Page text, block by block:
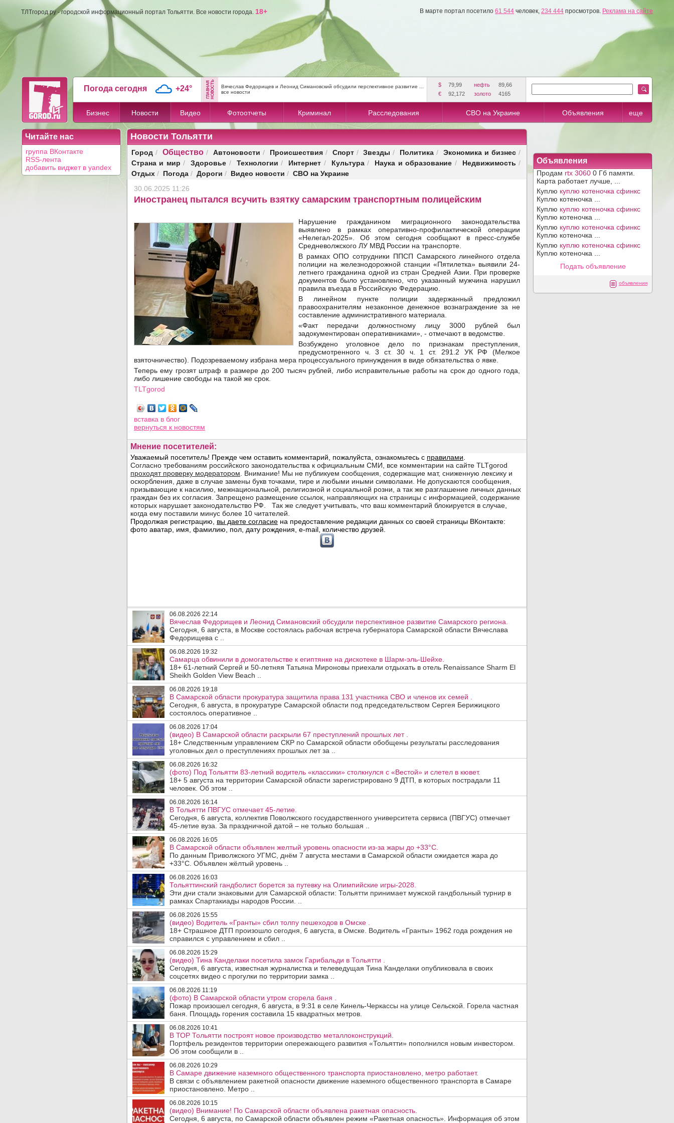
ТЛТгород.ру - городской информационный портал Тольятти. Все новости города. 18+ В марте портал посетило 61 544 человек, 234 444 просмотров. Реклама на сайте
Погода сегодня +24°
Вячеслав Федорищев и Леонид Симановский обсудили перспективное развитие ...
все новости
$ 79,99 нефть
89,66
€
92,172 золото 4165
Бизнес Новости Видео Фотоотчеты Криминал Расследования СВО на Украине Объявления еще
Читайте нас
группа ВКонтакте
RSS-лента
добавить виджет в yandex
Новости Тольятти
Город / Общество/ Автоновости / Происшествия/ Спорт/ Звезды / Политика / Экономика и бизнес /
Страна и мир / Здоровье / Технологии / Интернет / Культура/ Наука и образование / Недвижимость /
Отдых / Погода / Дороги / Видео новости / СВО на Украине
30.06.2025 11:26
Иностранец пытался всучить взятку самарским транспортным полицейским
Нарушение гражданином миграционного законодательства
выявлено в рамках оперативно-профилактической операции
«Нелегал-2025». Об этом сегодня сообщают в пресс-службе
Средневолжского ЛУ МВД России на транспорте.
В рамках ОПО сотрудники ППСП Самарского линейного отдела
полиции на железнодорожной станции «Пятилетка» выявили 24-
летнего гражданина одной из стран Средней Азии. При проверке
документов было установлено, что указанный мужчина нарушил
правила въезда в Российскую Федерацию.
В линейном пункте полиции задержанный предложил
правоохранителям незаконное денежное вознаграждение за не
составление административного материала.
«Факт передачи должностному лицу 3000 рублей был
задокументирован оперативниками», - отмечают в ведомстве.
Возбуждено уголовное дело по признакам преступления,
предусмотренного ч. 3 ст. 30 ч. 1 ст. 291.2 УК РФ (Мелкое
взяточничество). Подозреваемому избрана мера процессуального принуждения в виде обязательства о явке.
Теперь ему грозят штраф в размере до 200 тысяч рублей, либо исправительные работы на срок до одного года,
либо лишение свободы на такой же срок.
TLTgorod
вставка в блог
вернуться к новостям
Мнение посетителей:
06.08.2026 22:14
Вячеслав Федорищев и Леонид Симановский обсудили перспективное развитие Самарского региона.
Сегодня, 6 августа, в Москве состоялась рабочая встреча губернатора Самарской области Вячеслава
Федорищева с ..
06.08.2026 19:32
Самарца обвинили в домогательстве к египтянке на дискотеке в Шарм-эль-Шейхе.
18+ 61-летний Сергей и 50-летняя Татьяна Мироновы приехали отдыхать в отель Renaissance Sharm El
Sheikh Golden View Beach ..
06.08.2026 19:18
В Самарской области прокуратура защитила права 131 участника СВО и членов их семей .
Сегодня, 6 августа, в прокуратуре Самарской области под председательством Сергея Берижицкого
состоялось оперативное ..
06.08.2026 17:04
(видео) В Самарской области раскрыли 67 преступлений прошлых лет .
18+ Следственным управлением СКР по Самарской области обобщены результаты расследования
уголовных дел о преступлениях прошлых лет за ..
06.08.2026 16:32
(фото) Под Тольятти 83-летний водитель «классики» столкнулся с «Вестой» и слетел в кювет.
18+ 5 августа на территории Самарской области зарегистрировано 9 ДТП, в которых пострадали 11
человек. Об этом ..
06.08.2026 16:14
В Тольятти ПВГУС отмечает 45-летие.
Сегодня, 6 августа, коллектив Поволжского государственного университета сервиса (ПВГУС) отмечает
45-летие вуза. За праздничной датой – не только большая ..
06.08.2026 16:05
В Самарской области объявлен желтый уровень опасности из-за жары до +33°C.
По данным Приволжского УГМС, днём 7 августа местами в Самарской области ожидается жара до
+33°C. Объявлен жёлтый уровень ..
06.08.2026 16:03
Тольяттинский гандболист борется за путевку на Олимпийские игры-2028.
Эти дни стали знаковыми для Самарской области: Тольятти принимает мужской гандбольный турнир в
рамках Спартакиады народов России. ..
06.08.2026 15:55
(видео) Водитель «Гранты» сбил толпу пешеходов в Омске .
18+ Страшное ДТП произошло сегодня, 6 августа, в Омске. Водитель «Гранты» 1962 года рождения не
справился с управлением и сбил ..
06.08.2026 15:29
(видео) Тина Канделаки посетила замок Гарибальди в Тольятти .
Сегодня, 6 августа, известная журналистка и телеведущая Тина Канделаки опубликовала в своих
соцсетях видео с прогулки по территории замка ..
06.08.2026 11:19
(фото) В Самарской области утром сгорела баня .
Пожар произошел сегодня, 6 августа, в 9:31 в селе Кинель-Черкассы на улице Сельской. Горела частная
баня. Площадь горения составила 15 квадратных метров.
06.08.2026 10:41
В ТОР Тольятти построят новое производство металлоконструкций.
Портфель резидентов территории опережающего развития «Тольятти» пополнился новым инвестором.
Об этом сообщили в ..
06.08.2026 10:29
В Самаре движение наземного общественного транспорта приостановлено, метро работает.
В связи с объявлением ракетной опасности движение наземного общественного транспорта в Самаре
приостановлено. Метро ..
06.08.2026 10:15
(видео) Внимание! По Самарской области объявлена ракетная опасность.
Сегодня, 6 августа, по Самарской области объявлен режим «Ракетная опасность». Информация об этом
Объявления
Продам rtx 3060 0 Гб памяти.
Карта работает лучше, ...
Куплю куплю котеночка сфинкс
Куплю котеночка ...
Куплю куплю котеночка сфинкс
Куплю котеночка ...
Куплю куплю котеночка сфинкс
Куплю котеночка ...
Куплю куплю котеночка сфинкс
Куплю котеночка ...
Подать объявление
объявления